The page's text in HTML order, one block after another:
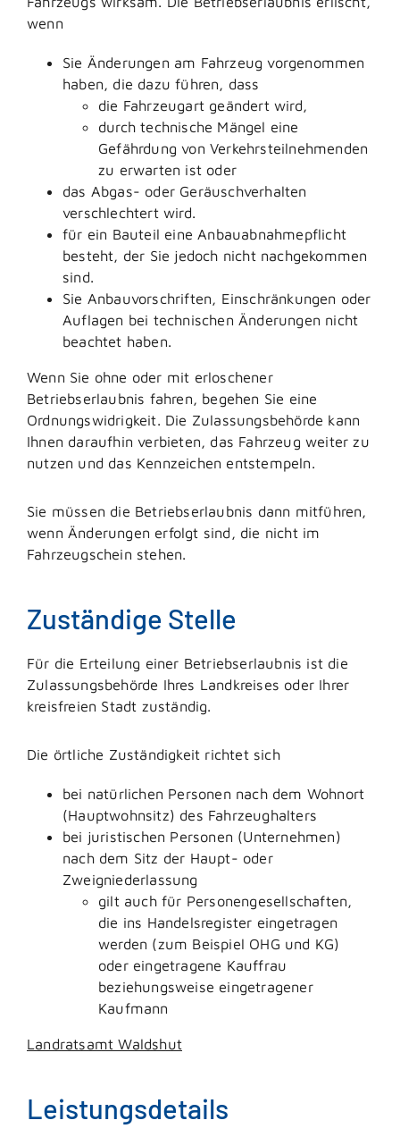
wenn
Sie Änderungen am Fahrzeug vorgenommen
haben, die dazu führen, dass
die Fahrzeugart geändert wird,
durch technische Mängel eine
Gefährdung von Verkehrsteilnehmenden
zu erwarten ist oder
das Abgas- oder Geräuschverhalten
verschlechtert wird.
für ein Bauteil eine Anbauabnahmepflicht
besteht, der Sie jedoch nicht nachgekommen
sind.
Sie Anbauvorschriften, Einschränkungen oder
Auflagen bei technischen Änderungen nicht
beachtet haben.
Wenn Sie ohne oder mit erloschener
Betriebserlaubnis fahren, begehen Sie eine
Ordnungswidrigkeit. Die Zulassungsbehörde kann
Ihnen daraufhin verbieten, das Fahrzeug weiter zu
nutzen und das Kennzeichen entstempeln.
Sie müssen die Betriebserlaubnis dann mitführen,
wenn Änderungen erfolgt sind, die nicht im
Fahrzeugschein stehen.
Zuständige Stelle
Für die Erteilung einer Betriebserlaubnis ist die
Zulassungsbehörde Ihres Landkreises oder Ihrer
kreisfreien Stadt zuständig.
Die örtliche Zuständigkeit richtet sich
bei natürlichen Personen nach dem Wohnort
(Hauptwohnsitz) des Fahrzeughalters
bei juristischen Personen (Unternehmen)
nach dem Sitz der Haupt- oder
Zweigniederlassung
gilt auch für Personengesellschaften,
die ins Handelsregister eingetragen
werden (zum Beispiel OHG und KG)
oder eingetragene Kauffrau
beziehungsweise eingetragener
Kaufmann
Landratsamt Waldshut
Leistungsdetails